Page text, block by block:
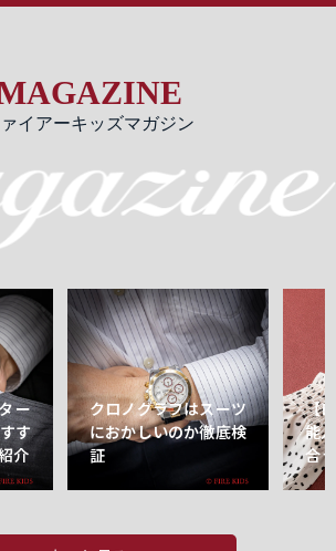
イアーキッズマガジン
ー
す
介
クロノグラフはスーツ
におかしいのか徹底検
証
【
能
合